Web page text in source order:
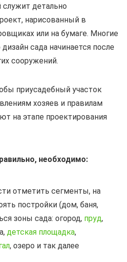
детально
нарисованный в
или на бумаге. Многие
сада начинается после
сооружений.
приусадебный участок
хозяев и правилам
на этапе проектирования
необходимо:
отметить сегменты, на
постройки (дом, баня,
зоны сада: огород, пруд,
детская площадка,
, озеро и так далее